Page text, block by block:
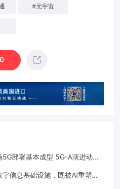
#元宇宙
0
部署基本成型 5G-A演进动能
信息基础设施，既被AI重塑，